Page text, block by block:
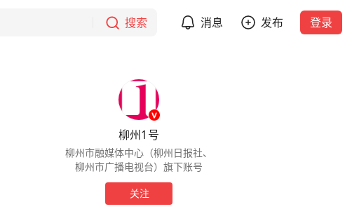
搜索 消息 发布 登录
柳州1号
柳州市融媒体中心（柳州日报社、
柳州市广播电视台）旗下账号
关注